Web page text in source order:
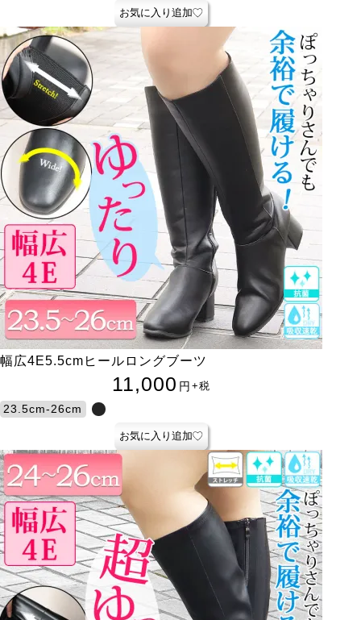
お気に入り追加
幅広4E5.5cmヒールロングブーツ
11,000 円 +税
23.5cm-26cm
お気に入り追加